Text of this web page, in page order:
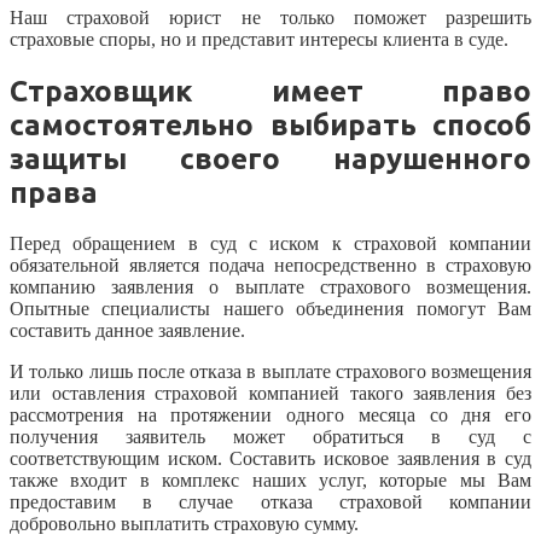
Наш страховой юрист не только поможет разрешить
страховые споры, но и представит интересы клиента в суде.
Страховщик имеет право
самостоятельно выбирать способ
защиты своего нарушенного
права
Перед обращением в суд с иском к страховой компании
обязательной является подача непосредственно в страховую
компанию заявления о выплате страхового возмещения.
Опытные специалисты нашего объединения помогут Вам
составить данное заявление.
И только лишь после отказа в выплате страхового возмещения
или оставления страховой компанией такого заявления без
рассмотрения на протяжении одного месяца со дня его
получения заявитель может обратиться в суд с
соответствующим иском. Составить исковое заявления в суд
также входит в комплекс наших услуг, которые мы Вам
предоставим в случае отказа страховой компании
добровольно выплатить страховую сумму.